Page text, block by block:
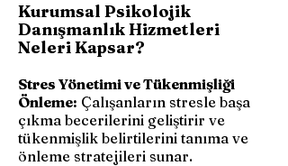
Kurumsal Psikolojik
Danışmanlık Hizmetleri
Neleri Kapsar?
Stres Yönetimi ve Tükenmişliği
Önleme: Çalışanların stresle başa
çıkma becerilerini geliştirir ve
tükenmişlik belirtilerini tanıma ve
önleme stratejileri sunar.